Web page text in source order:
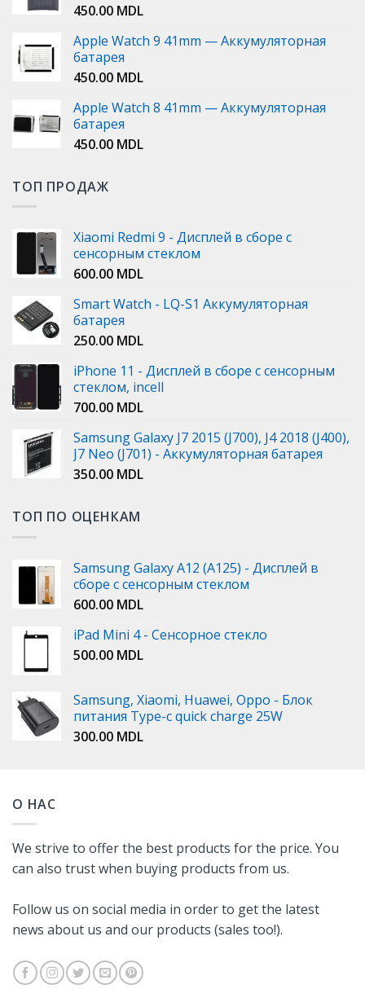
450.00 MDL
Apple Watch 9 41mm — Аккумуляторная
батарея
450.00 MDL
Apple Watch 8 41mm — Аккумуляторная
батарея
450.00 MDL
ТОП ПРОДАЖ
Xiaomi Redmi 9 - Дисплей в сборе с
сенсорным стеклом
600.00 MDL
Smart Watch - LQ-S1 Аккумуляторная
батарея
250.00 MDL
iPhone 11 - Дисплей в сборе с сенсорным
стеклом, incell
700.00 MDL
Samsung Galaxy J7 2015 (J700), J4 2018 (J400),
J7 Neo (J701) - Аккумуляторная батарея
350.00 MDL
ТОП ПО ОЦЕНКАМ
Samsung Galaxy A12 (A125) - Дисплей в
сборе с сенсорным стеклом
600.00 MDL
iPad Mini 4 - Сенсорное стекло
500.00 MDL
Samsung, Xiaomi, Huawei, Oppo - Блок
питания Type-c quick charge 25W
300.00 MDL
О НАС
We strive to offer the best products for the price. You
can also trust when buying products from us.
Follow us on social media in order to get the latest
news about us and our products (sales too!).